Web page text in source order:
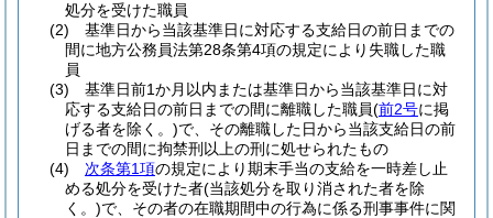
処分を受けた職員
(2)
基準日から当該基準日に対応する支給日の前日までの
間に地方公務員法第28条第4項の規定により失職した職
員
(3)
基準日前1か月以内または基準日から当該基準日に対
応する支給日の前日までの間に離職した職員(前2号に掲
げる者を除く。)で、その離職した日から当該支給日の前
日までの間に拘禁刑以上の刑に処せられたもの
(4)
次条第1項の規定により期末手当の支給を一時差し止
める処分を受けた者(当該処分を取り消された者を除
く。)で、その者の在職期間中の行為に係る刑事事件に関